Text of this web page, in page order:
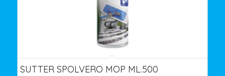
SUTTER SPOLVERO MOP ML.500